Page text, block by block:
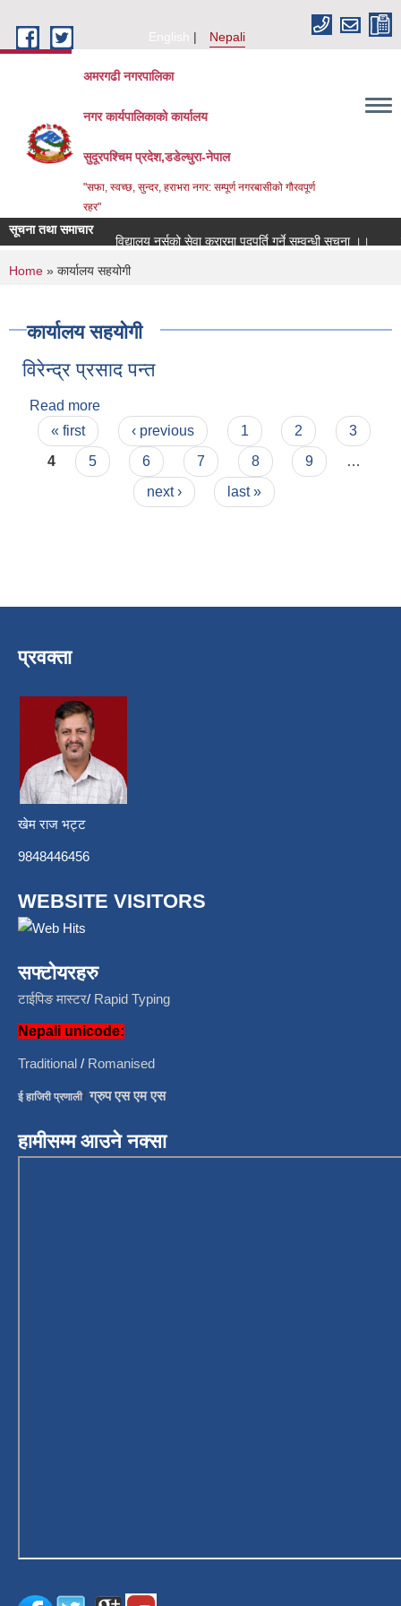
English
Nepali
अमरगढी नगरपालिका
नगर कार्यपालिकाको कार्यालय
सुदूरपश्चिम प्रदेश,डडेल्धुरा-नेपाल
"सफा, स्वच्छ, सुन्दर, हराभरा नगर: सम्पूर्ण नगरबासीको गौरवपूर्ण
रहर"
सूचना तथा समाचार
विद्यालय नर्सको सेवा करारमा पदपूर्ति गर्ने सम्वन्धी सूचना ।।
You are here
Home » कार्यालय सहयोगी
कार्यालय सहयोगी
विरेन्द्र प्रसाद पन्त
Read more
Pages
« first ‹ previous 1 2
3
4
5 6 7 8 9
…
next ›
last »
प्रवक्ता
खेम राज भट्ट
9848446456
WEBSITE VISITORS
सफ्टोयरहरु
टाईपिङ मास्टर/ Rapid Typing
Nepali unicode:
Traditional / Romanised
ई हाजिरी प्रणाली/ग्रुप एस एम एस
हामीसम्म आउने नक्सा